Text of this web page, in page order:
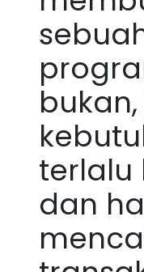
terlalu
dan